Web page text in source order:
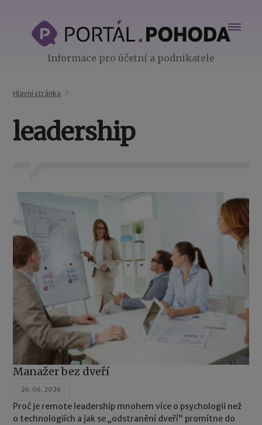
Informace pro účetní a podnikatele
Hlavní stránka
leadership
Manažer bez dveří
26. 06. 2026
Proč je remote leadership mnohem více o psychologii než
o technologiích a jak se „odstranění dveří“ promítne do